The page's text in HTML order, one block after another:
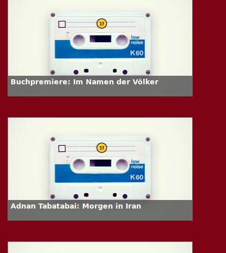
Buchpremiere: Im Namen der Völker
Adnan Tabatabai: Morgen in Iran